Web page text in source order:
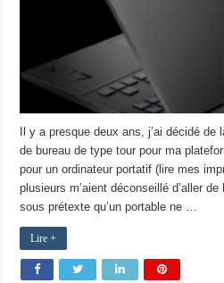
Il y a presque deux ans, j’ai décidé
de bureau de type tour pour ma
pour un ordinateur portatif (lire mes
plusieurs m’aient déconseillé d’aller de
sous prétexte qu’un portable ne …
Lire +